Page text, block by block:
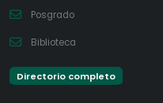
Posgrado
Biblioteca
Directorio completo